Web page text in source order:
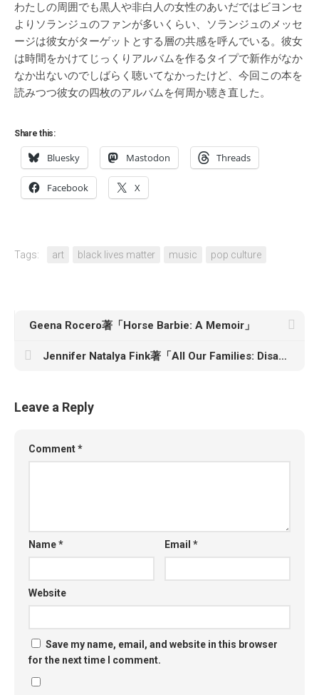
わたしの周囲でも黒人や非白人の女性のあいだではビヨンセ
よりソランジュのファンが多いくらい、ソランジュのメッセ
ージは彼女がターゲットとする層の共感を呼んでいる。彼女
は時間をかけてじっくりアルバムを作るタイプで新作がなか
なか出ないのでしばらく聴いてなかったけど、今回この本を
読みつつ彼女の四枚のアルバムを何周か聴き直した。
Share this:
Bluesky Mastodon Threads
Facebook X
Tags: art black lives matter music pop culture
Geena Rocero著「Horse Barbie: A Memoir」
Jennifer Natalya Fink著「All Our Families: Disability Lineage and the Future of Kinship」
Leave a Reply
Comment*
Name* Email*
Website
Save my name, email, and website in this browser
for the next time I comment.